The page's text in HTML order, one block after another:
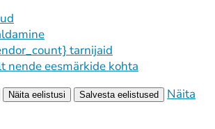
tarnijaid
nende eesmärkide kohta
Näita eelistusi Salvesta eelistused
Näita